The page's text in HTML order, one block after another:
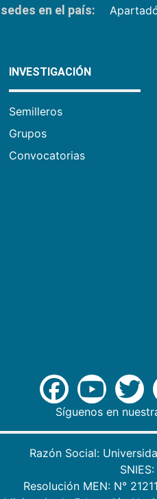
en el país:
INVESTIGACIÓN
Semilleros
Grupos
Convocatorias
Síguenos en
Razón Social:
Resolución MEN: N°